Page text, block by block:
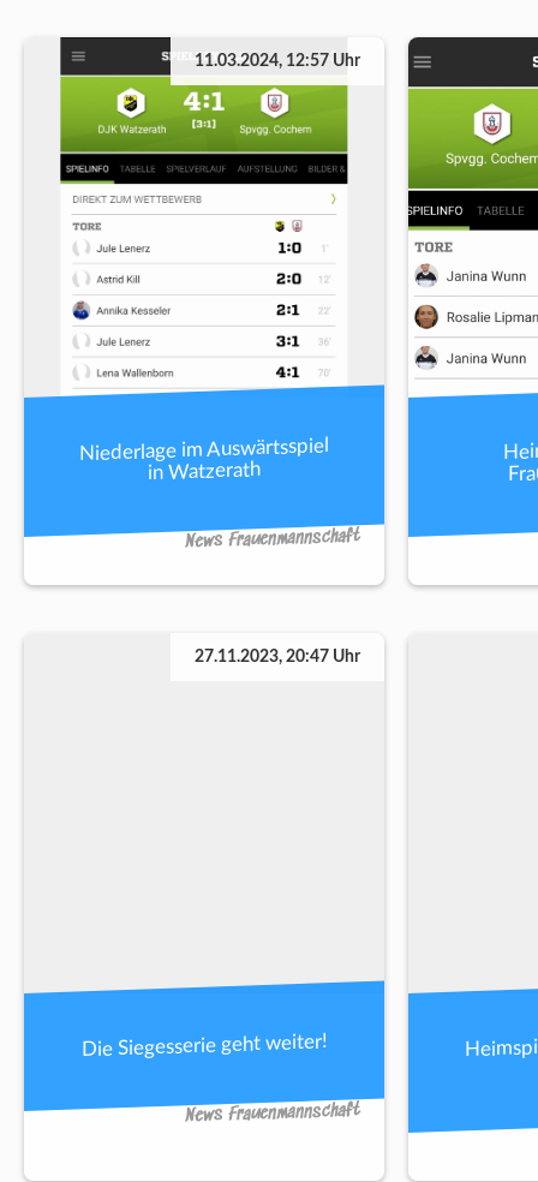
11.03.2024, 12:57 Uhr
Niederlage im Auswärtsspiel
in Watzerath
News Frauenmannschaft
27.11.2023, 20:47 Uhr
Die Siegesserie geht weiter!
News Frauenmannschaft